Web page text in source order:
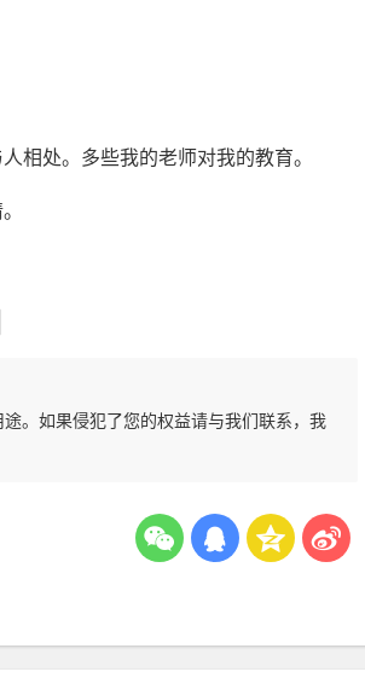
相处。多些我的老师对我的教育。
。如果侵犯了您的权益请与我们联系，我